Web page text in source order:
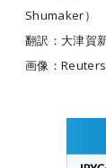
Shumaker）
翻訳：大津賀
画像：Reuters